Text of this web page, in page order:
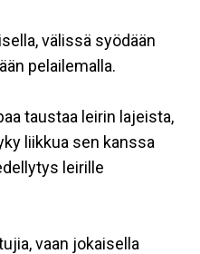
välissä syödään
pelailemalla.
taustaa leirin lajeista,
liikkua sen kanssa
leirille
vaan jokaisella